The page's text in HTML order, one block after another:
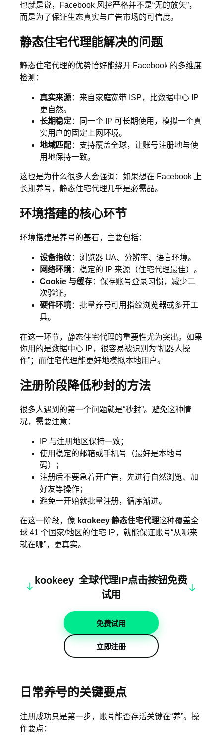
也就是说，Facebook 风控严格并不是“无的放矢”，
而是为了保证生态真实与广告市场的可信度。
静态住宅代理能解决的问题
静态住宅代理的优势恰好能绕开 Facebook 的多维度
检测：
真实来源：来自家庭宽带 ISP，比数据中心 IP
更自然。
长期稳定：同一个 IP 可长期使用，模拟一个真
实用户的固定上网环境。
地域匹配：支持覆盖全球，让账号注册地与使
用地保持一致。
这也是为什么很多人会强调：如果想在 Facebook 上
长期养号，静态住宅代理几乎是必需品。
环境搭建的核心环节
环境搭建是养号的基石，主要包括：
设备指纹：浏览器 UA、分辨率、语言环境。
网络环境：稳定的 IP 来源（住宅代理最佳）。
Cookie 与缓存：保存账号登录习惯，减少二
次验证。
硬件环境：批量养号可用指纹浏览器或多开工
具。
在这一环节，静态住宅代理的重要性尤为突出。如果
你用的是数据中心 IP，很容易被识别为“机器人操
作”；而住宅代理能更好地模拟本地用户。
注册阶段降低秒封的方法
很多人遇到的第一个问题就是“秒封”。避免这种情
况，需要注意：
IP 与注册地区保持一致；
使用稳定的邮箱或手机号（最好是本地号
码）；
注册后不要急着开广告，先进行自然浏览、加
好友等操作；
避免一开始就批量注册，循序渐进。
在这一阶段，像 kookeey 静态住宅代理这种覆盖全
球 41 个国家/地区的住宅 IP，就能保证账号“从哪来
就在哪”，更真实。
kookeey 全球代理IP点击按钮免费
试用
免费试用
立即注册
日常养号的关键要点
注册成功只是第一步，账号能否存活关键在“养”。操
作要点：